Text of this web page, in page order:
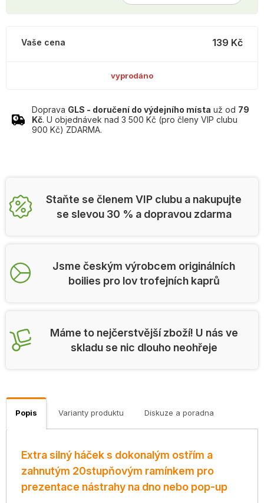
139 Kč
Vaše cena
vyprodáno
Doprava GLS - doručení do výdejního místa už od 79
Kč. U objednávek nad 3 500 Kč (pro členy VIP clubu
900 Kč) ZDARMA.
Staňte se členem VIP clubu a nakupujte
se slevou 30 % a dopravou zdarma
Jsme českým výrobcem originálních
boilies pro lov trofejních kaprů
Máme to nejčerstvější zboží! U nás ve
skladu se nic dlouho neohřeje
Popis Varianty produktu Diskuze a poradna
Extra silný háček s dokonalým ostřím a
zahnutým 20stupňovým ramínkem pro
prezentace nástrahy na dno nebo pop-up